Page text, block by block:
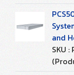
and
SKU